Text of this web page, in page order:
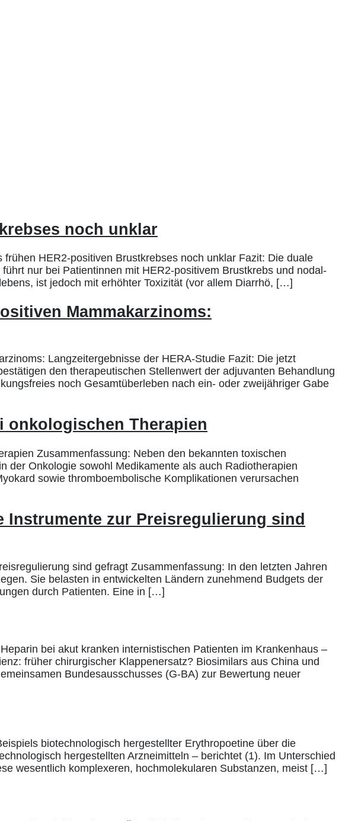
noch unklar
HER2-positiven Brustkrebses noch unklar Fazit: Die duale
nur bei Patientinnen mit HER2-positivem Brustkrebs und nodal-
ist jedoch mit erhöhter Toxizität (vor allem Diarrhö, […]
Mammakarzinoms:
Langzeitergebnisse der HERA-Studie Fazit: Die jetzt
den therapeutischen Stellenwert der adjuvanten Behandlung
noch Gesamtüberleben nach ein- oder zweijähriger Gabe
onkologischen Therapien
Zusammenfassung: Neben den bekannten toxischen
der Onkologie sowohl Medikamente als auch Radiotherapien
sowie thromboembolische Komplikationen verursachen
zur Preisregulierung sind
sind gefragt Zusammenfassung: In den letzten Jahren
Sie belasten in entwickelten Ländern zunehmend Budgets der
durch Patienten. Eine in […]
bei akut kranken internistischen Patienten im Krankenhaus –
früher chirurgischer Klappenersatz? Biosimilars aus China und
Bundesausschusses (G-BA) zur Bewertung neuer
biotechnologisch hergestellter Erythropoetine über die
hergestellten Arzneimitteln – berichtet (1). Im Unterschied
wesentlich komplexeren, hochmolekularen Substanzen, meist […]